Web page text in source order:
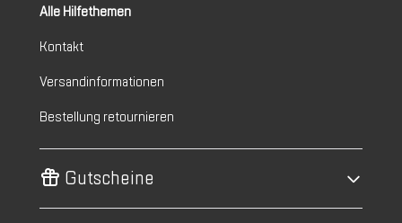
Alle Hilfethemen
Kontakt
Versandinformationen
Bestellung retournieren
Gutscheine